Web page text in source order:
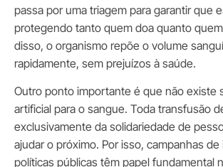
passa por uma triagem para garantir que
protegendo tanto quem doa quanto
disso, o organismo repõe o volume
rapidamente, sem prejuízos à saúde.
Outro ponto importante é que não existe
artificial para o sangue. Toda transfusão
exclusivamente da solidariedade de
ajudar o próximo. Por isso, campanhas
políticas públicas têm papel fundamental